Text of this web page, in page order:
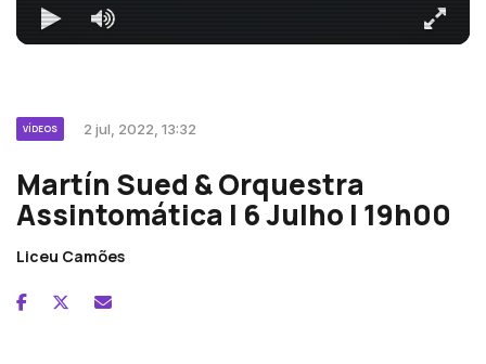
VÍDEOS 2 jul, 2022, 13:32
Martín Sued & Orquestra
Assintomática | 6 Julho | 19h00
Liceu Camões